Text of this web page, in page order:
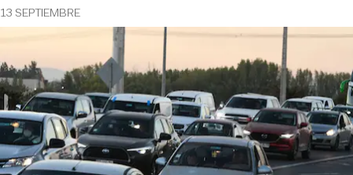
13 SEPTIEMBRE